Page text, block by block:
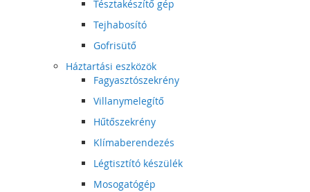
Tésztakészítő gép
Tejhabosító
Gofrisütő
Háztartási eszközök
Fagyasztószekrény
Villanymelegítő
Hűtőszekrény
Klímaberendezés
Légtisztító készülék
Mosogatógép